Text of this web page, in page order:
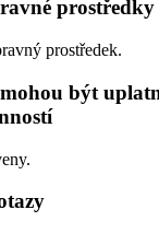
prostředek.
být